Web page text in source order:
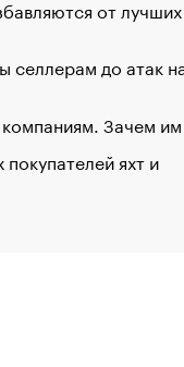
от лучших
селлерам до атак
Зачем
яхт и